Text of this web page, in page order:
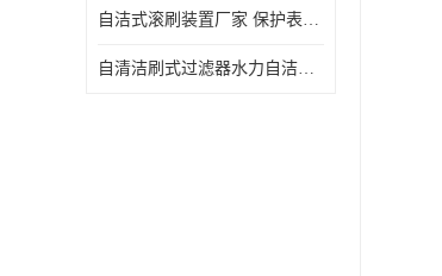
自洁式滚刷装置厂家 保护表面 节省能源
自清洁刷式过滤器水力自洁式滚刷 重量轻 使用寿命长